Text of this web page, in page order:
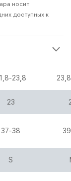
носит
доступных к
23,8
23
37-38
S